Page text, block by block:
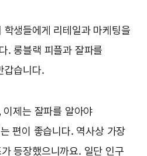
학생들에게 리테일과 마케팅을
. 롱블랙 피플과 잘파를
갑습니다.
제는 잘파를 알아야
편이 좋습니다. 역사상 가장
등장했으니까요. 일단 인구